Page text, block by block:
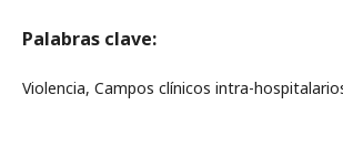
Palabras clave:
Violencia, Campos clínicos intra-